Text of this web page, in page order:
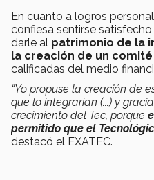
En cuanto a logros
confiesa sentirse
darle al patrimonio de la
la creación de un
calificadas del medio
“Yo propuse la creación de
que lo integrarían (...) y
crecimiento del Tec, porque
permitido que el
destacó el EXATEC.